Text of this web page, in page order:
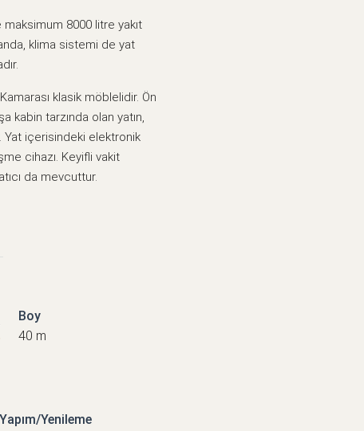
8000 litre yakıt
klima sistemi de yat
klasik möblelidir. Ön
kabin tarzında olan yatın,
Yat içerisindeki elektronik
cihazı. Keyifli vakit
da mevcuttur.
Boy
40 m
Yapım/Yenileme